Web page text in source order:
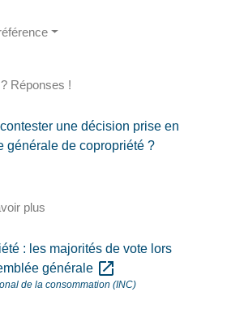
Réponses !
une décision prise en
générale de copropriété ?
plus
: les majorités de vote lors
générale open_in_new
de la consommation (INC)